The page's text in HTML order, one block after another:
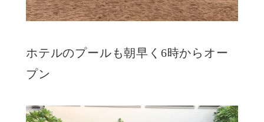
ホテルのプールも朝早く6時からオー
プン